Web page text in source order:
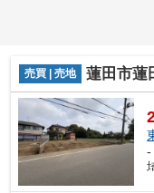
売買 | 売地 蓮田市蓮田
-